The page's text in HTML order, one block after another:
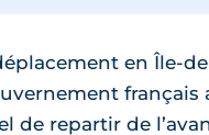
en Île-
français
de repartir de